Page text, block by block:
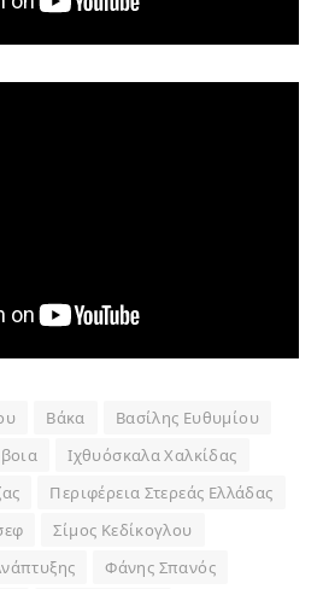
Βάκα
Βασίλης Ευθυμίου
Ιχθυόσκαλα Χαλκίδας
Περιφέρεια Στερεάς Ελλάδας
Σίμος Κεδίκογλου
Φάνης Σπανός